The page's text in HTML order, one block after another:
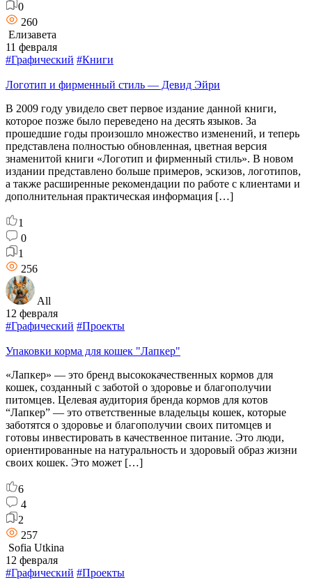
0
260
Елизавета
11 февраля
#Графический #Книги
Логотип и фирменный стиль — Девид Эйри
В 2009 году увидело свет первое издание данной книги,
которое позже было переведено на десять языков. За
прошедшие годы произошло множество изменений, и теперь
представлена полностью обновленная, цветная версия
знаменитой книги «Логотип и фирменный стиль». В новом
издании представлено больше примеров, эскизов, логотипов,
а также расширенные рекомендации по работе с клиентами и
дополнительная практическая информация […]
1
0
1
256
All
12 февраля
#Графический #Проекты
Упаковки корма для кошек "Лапкер"
«Лапкер» — это бренд высококачественных кормов для
кошек, созданный с заботой о здоровье и благополучии
питомцев. Целевая аудитория бренда кормов для котов
“Лапкер” — это ответственные владельцы кошек, которые
заботятся о здоровье и благополучии своих питомцев и
готовы инвестировать в качественное питание. Это люди,
ориентированные на натуральность и здоровый образ жизни
своих кошек. Это может […]
6
4
2
257
Sofia Utkina
12 февраля
#Графический #Проекты